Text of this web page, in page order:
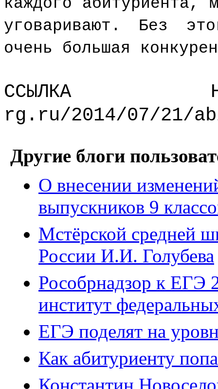
каждого абитуриента,
уговаривают. Без
очень большая
ССЫЛКА
rg.ru/2014/07/21/
Другие блоги
О внесении
выпускников 9
Мстёрской средней
России И.И. Голубева
Рособрнадзор к ЕГЭ
институт
ЕГЭ поделят на
Как абитуриенту